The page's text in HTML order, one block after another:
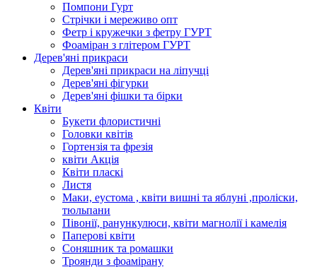
Помпони Гурт
Стрічки і мереживо опт
Фетр і кружечки з фетру ГУРТ
Фоаміран з глітером ГУРТ
Дерев'яні прикраси
Дерев'яні прикраси на ліпучці
Дерев'яні фігурки
Дерев'яні фішки та бірки
Квіти
Букети флористичні
Головки квітів
Гортензія та фрезія
квіти Акція
Квіти пласкі
Листя
Маки, еустома , квіти вишні та яблуні ,проліски,
тюльпани
Півонії, ранункулюси, квіти магнолії і камелія
Паперові квіти
Соняшник та ромашки
Троянди з фоамірану